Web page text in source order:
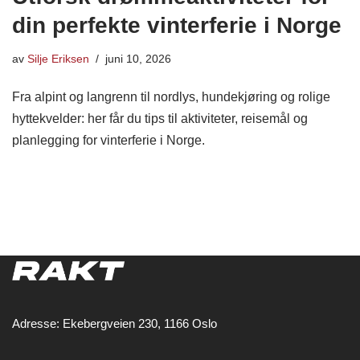
din perfekte vinterferie i Norge
av Silje Eriksen juni 10, 2026
Fra alpint og langrenn til nordlys, hundekjøring og rolige
hyttekvelder: her får du tips til aktiviteter, reisemål og
planlegging for vinterferie i Norge.
Adresse: Ekebergveien 230, 1166 Oslo